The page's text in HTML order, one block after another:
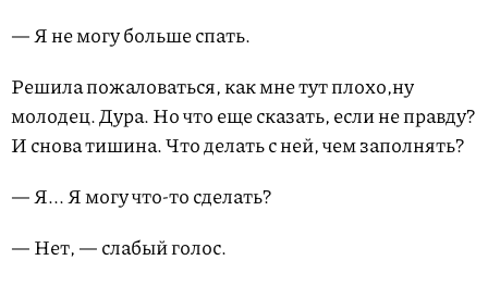
— Я не могу больше спать.
Решила пожаловаться, как мне тут плохо,ну
молодец. Дура. Но что еще сказать, если не правду?
И снова тишина. Что делать с ней, чем заполнять?
— Я... Я могу что-то сделать?
— Нет, — слабый голос.